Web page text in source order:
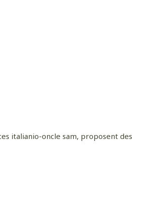
italianio-oncle sam, proposent des